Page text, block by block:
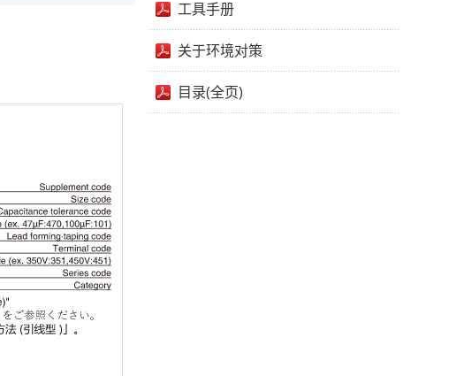
工具手册
关于环境对策
目录(全页)